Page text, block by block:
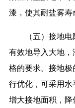
漆，使其耐盐雾寿
（五）接地
有效地导入大地
格的要求。接地
行优化，可采用水
增大接地面积，